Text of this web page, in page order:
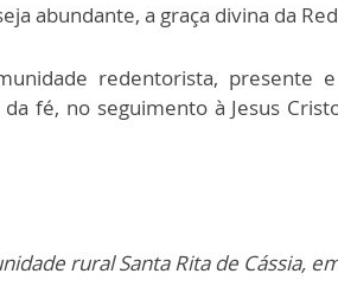
abundante, a graça divina da
redentorista, presente
fé, no seguimento à Jesus
rural Santa Rita de Cássia,